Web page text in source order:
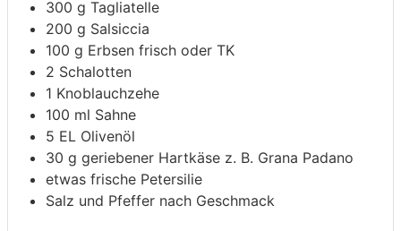
300 g Tagliatelle
200 g Salsiccia
100 g Erbsen frisch oder TK
2 Schalotten
1 Knoblauchzehe
100 ml Sahne
5 EL Olivenöl
30 g geriebener Hartkäse z. B. Grana Padano
etwas frische Petersilie
Salz und Pfeffer nach Geschmack